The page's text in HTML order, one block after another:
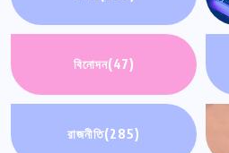
বিনোদন(47)
রাজনীতি(285)